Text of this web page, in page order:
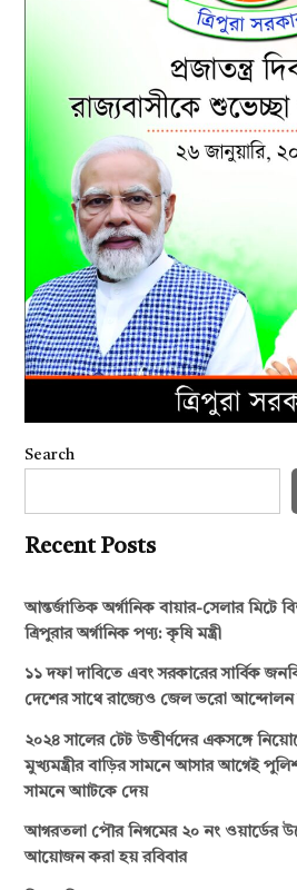
Search
Recent Posts
আন্তর্জাতিক অর্গানিক বায়ার-সেলার মিটে
ত্রিপুরার অর্গানিক পণ্য: কৃষি মন্ত্রী
১১ দফা দাবিতে এবং সরকারের সার্বিক
দেশের সাথে রাজ‍্যেও জেল ভরো
২০২৪ সালের টেট উত্তীর্ণদের একসঙ্গে
মুখ্যমন্ত্রীর বাড়ির সামনে আসার আগেই
সামনে আাটকে দেয়
আগরতলা পৌর নিগমের ২০ নং ওয়ার্ডের
আয়োজন করা হয় রবিবার